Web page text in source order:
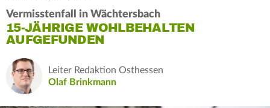
Vermisstenfall in Wächtersbach
15-JÄHRIGE WOHLBEHALTEN
AUFGEFUNDEN
Leiter Redaktion Osthessen
Olaf Brinkmann